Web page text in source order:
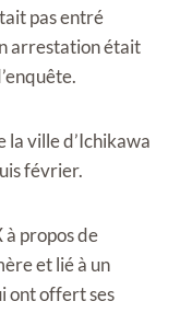
pas entré
arrestation était
la ville d’Ichikawa
février.
à propos de
et lié à un
ont offert ses